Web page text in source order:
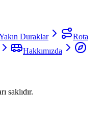
Duraklar
Rota
Hakkımızda
saklıdır.